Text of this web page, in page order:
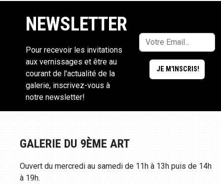
NEWSLETTER
Pour recevoir les invitations
aux vernissages et être au
courant de l'actualité de la
galerie, inscrivez-vous à
notre newsletter!
GALERIE DU 9ÈME ART
Ouvert du mercredi au samedi de 11h à 13h puis de 14h
à 19h.